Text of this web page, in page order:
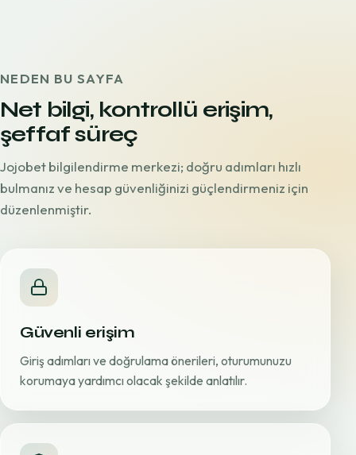
NEDEN BU SAYFA
Net bilgi, kontrollü erişim,
şeffaf süreç
Jojobet bilgilendirme merkezi; doğru adımları hızlı
bulmanız ve hesap güvenliğinizi güçlendirmeniz için
düzenlenmiştir.
Güvenli erişim
Giriş adımları ve doğrulama önerileri, oturumunuzu
korumaya yardımcı olacak şekilde anlatılır.